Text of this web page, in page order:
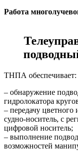
Работа
ТНПА обеспечивает:
– обнаружение
гидролокатора
– передачу цветного
судно-носитель, с
цифровой носитель;
– выполнение
возможностей